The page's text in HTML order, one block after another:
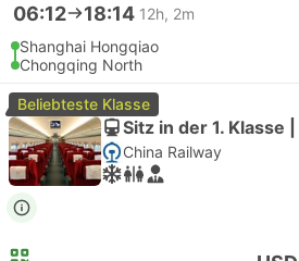
06:12 18:14 12h, 2m
Shanghai Hongqiao
Chongqing North
Beliebteste Klasse
Sitz in der 1. Klasse
China Railway